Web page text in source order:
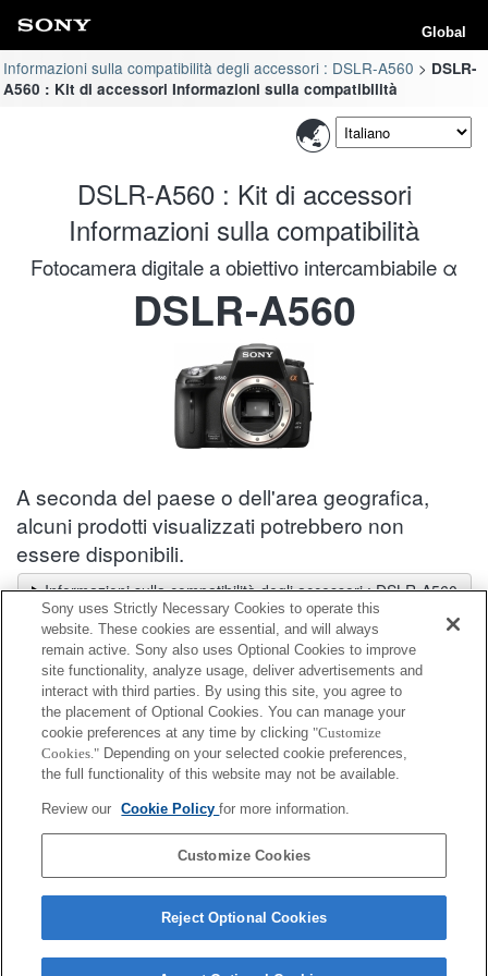
Global
Informazioni sulla compatibilità degli accessori : DSLR-A560
DSLR-
A560 : Kit di accessori Informazioni sulla compatibilità
DSLR-A560 : Kit di accessori
Informazioni sulla compatibilità
Fotocamera digitale a obiettivo intercambiabile α
DSLR-A560
A seconda del paese o dell'area geografica,
alcuni prodotti visualizzati potrebbero non
essere disponibili.
Informazioni sulla compatibilità degli accessori : DSLR-A560
Selettore obiettivi
Seleziona un obiettivo consigliato per le foto che desideri scattare
Kit di accessori
Completamente compatibile
ACC-FM1A
Sony uses Strictly Necessary Cookies to operate this
website. These cookies are essential, and will always
remain active. Sony also uses Optional Cookies to improve
site functionality, analyze usage, deliver advertisements and
interact with third parties. By using this site, you agree to
the placement of Optional Cookies. You can manage your
cookie preferences at any time by clicking "Customize
Cookies." Depending on your selected cookie preferences,
the full functionality of this website may not be available.
Review our Cookie Policyfor more information.
Customize Cookies
Reject Optional Cookies